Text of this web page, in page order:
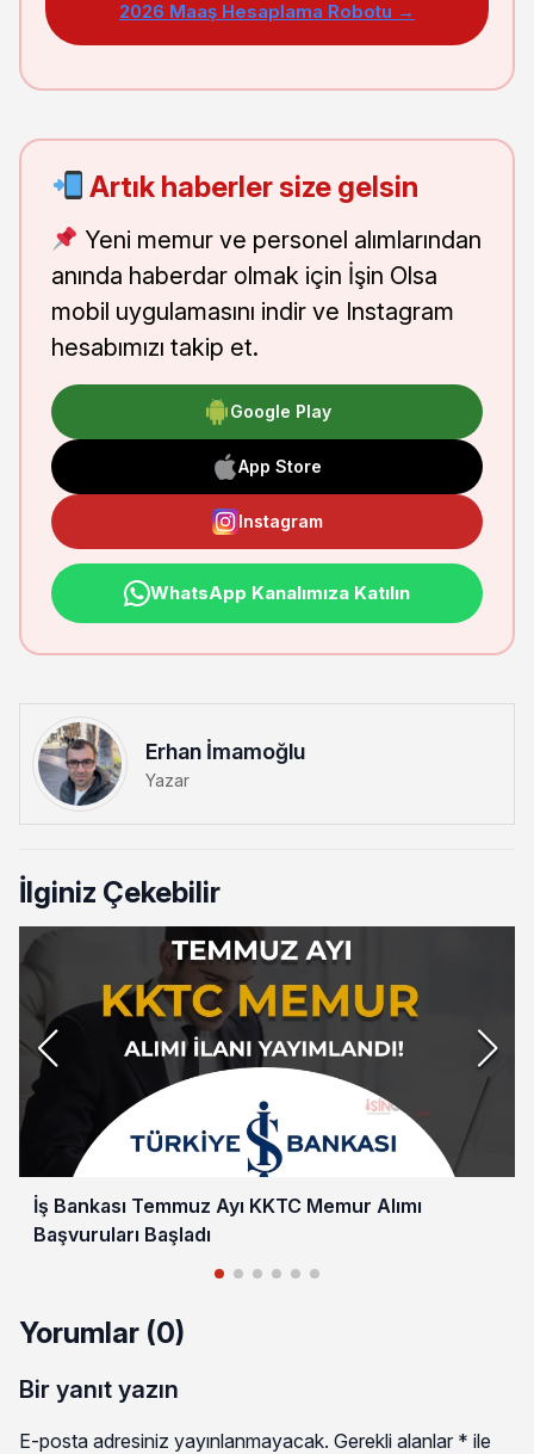
2026 Maaş Hesaplama Robotu →
Artık haberler size gelsin
Yeni memur ve personel alımlarından
anında haberdar olmak için İşin Olsa
mobil uygulamasını indir ve Instagram
hesabımızı takip et.
Google Play
App Store
Instagram
WhatsApp Kanalımıza Katılın
Erhan İmamoğlu
Yazar
İlginiz Çekebilir
İş Bankası Temmuz Ayı KKTC Memur Alımı
Başvuruları Başladı
Yorumlar (0)
Bir yanıt yazın
E-posta adresiniz yayınlanmayacak. Gerekli alanlar * ile